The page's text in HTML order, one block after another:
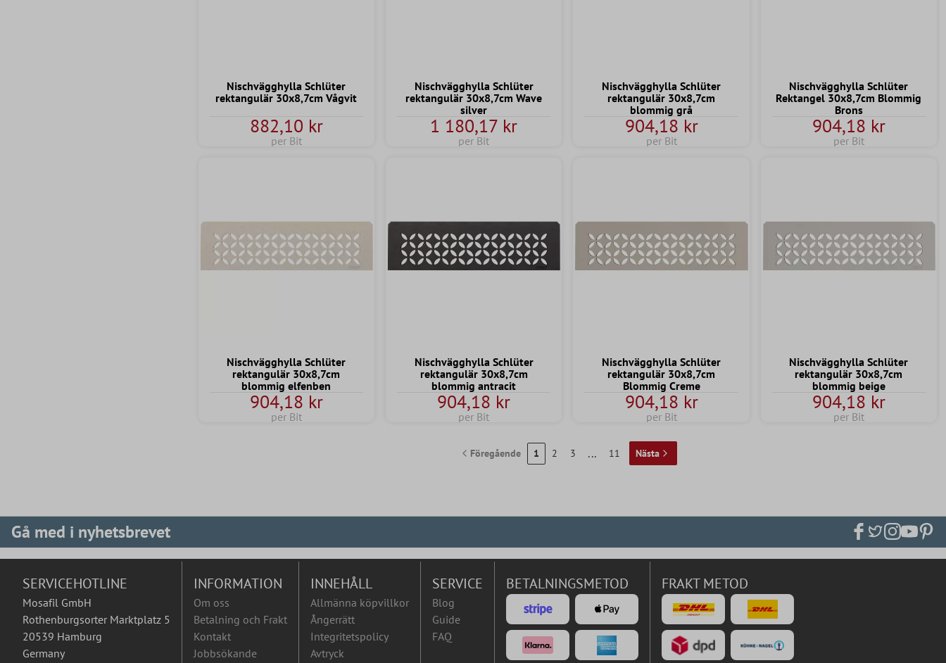
Nischvägghylla Schlüter
rektangulär 30x8,7cm Vågvit
882,10 kr
per Bit
Nischvägghylla Schlüter
rektangulär 30x8,7cm Wave
silver
1 180,17 kr
per Bit
Nischvägghylla Schlüter
rektangulär 30x8,7cm
blommig grå
904,18 kr
per Bit
Nischvägghylla Schlüter
Rektangel 30x8,7cm Blommig
Brons
904,18 kr
per Bit
Nischvägghylla Schlüter
rektangulär 30x8,7cm
blommig elfenben
904,18 kr
per Bit
Nischvägghylla Schlüter
rektangulär 30x8,7cm
blommig antracit
904,18 kr
per Bit
Nischvägghylla Schlüter
rektangulär 30x8,7cm
Blommig Creme
904,18 kr
per Bit
Nischvägghylla Schlüter
rektangulär 30x8,7cm
blommig beige
904,18 kr
per Bit
Föregående 1 2 3 ... 11 Nästa
Gå med i nyhetsbrevet
SERVICEHOTLINE
Mosafil GmbH
Rothenburgsorter Marktplatz 5
20539 Hamburg
Germany
INFORMATION
Om oss
Betalning och Frakt
Kontakt
Jobbsökande
INNEHÅLL
Allmänna köpvillkor
Ångerrätt
Integritetspolicy
Avtryck
SERVICE
Blog
Guide
FAQ
BETALNINGSMETOD FRAKT METOD